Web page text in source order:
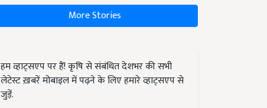
More Stories
हम व्हाट्सएप पर हैं! कृषि से संबंधित देशभर की सभी
लेटेस्ट ख़बरें मोबाइल में पढ़ने के लिए हमारे व्हाट्सएप से
जुड़ें.